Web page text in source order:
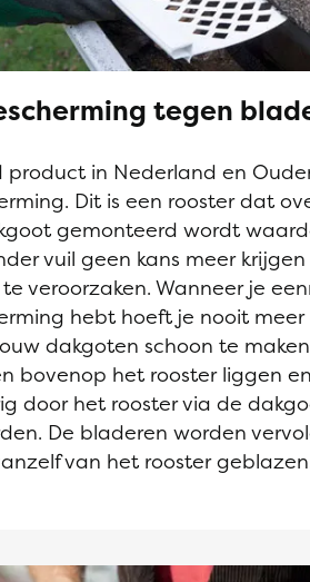
tegen
product in Nederland en
Dit is een rooster dat
gemonteerd wordt
vuil geen kans meer
veroorzaken. Wanneer je
hebt hoeft je nooit meer
dakgoten schoon te
bovenop het rooster liggen
door het rooster via de
De bladeren worden
van het rooster